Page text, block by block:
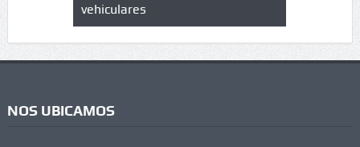
vehiculares
NOS UBICAMOS